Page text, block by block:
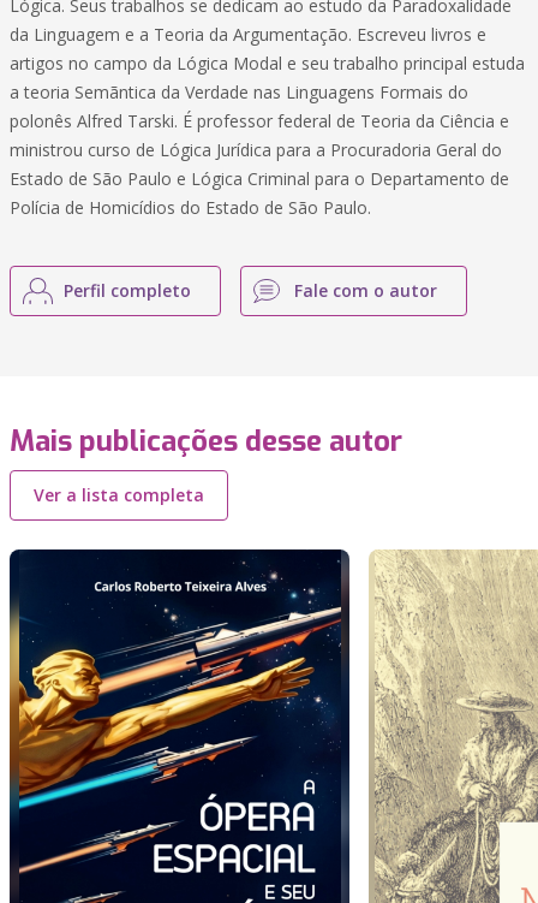
Lógica. Seus trabalhos se dedicam ao estudo da Paradoxalidade
da Linguagem e a Teoria da Argumentação. Escreveu livros e
artigos no campo da Lógica Modal e seu trabalho principal estuda
a teoria Semãntica da Verdade nas Linguagens Formais do
polonês Alfred Tarski. É professor federal de Teoria da Ciência e
ministrou curso de Lógica Jurídica para a Procuradoria Geral do
Estado de São Paulo e Lógica Criminal para o Departamento de
Polícia de Homicídios do Estado de São Paulo.
Perfil completo Fale com o autor
Mais publicações desse autor
Ver a lista completa